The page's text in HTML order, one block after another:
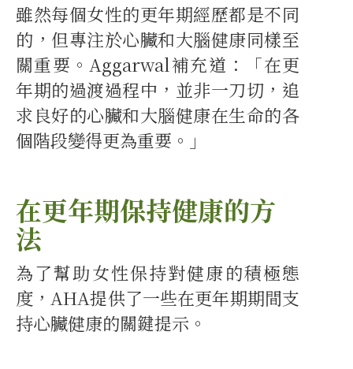
雖然每個女性的更年期經歷都是不同
的，但專注於心臟和大腦健康同樣至
關重要。Aggarwal補充道：「在更
年期的過渡過程中，並非一刀切，追
求良好的心臟和大腦健康在生命的各
個階段變得更為重要。」
在更年期保持健康的方
法
為了幫助女性保持對健康的積極態
度，AHA提供了一些在更年期期間支
持心臟健康的關鍵提示。